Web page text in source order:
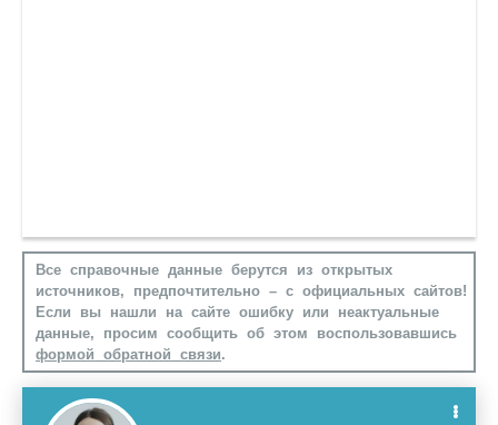
Все справочные данные берутся из открытых
источников, предпочтительно – с официальных сайтов!
Если вы нашли на сайте ошибку или неактуальные
данные, просим сообщить об этом воспользовавшись
формой обратной связи.